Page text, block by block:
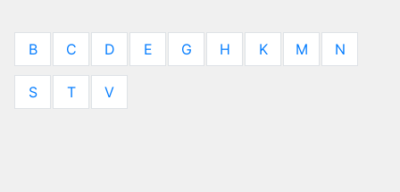
B C D E G H K M N
S T V